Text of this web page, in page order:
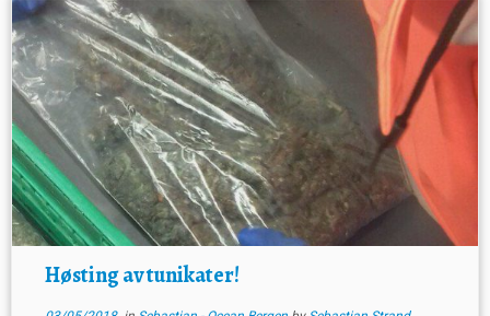
Høsting av tunikater!